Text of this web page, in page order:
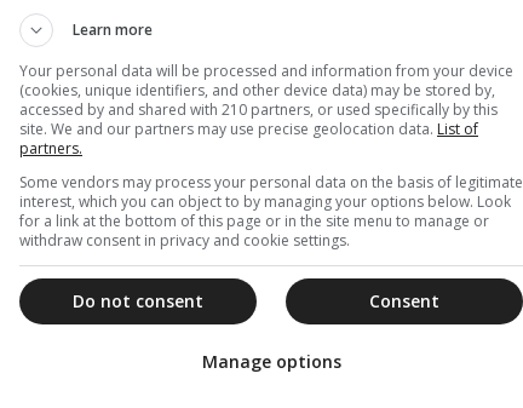
στη Νέα Υόρκη σε συνεννόηση με τον
Κατά την διάρκεια της ομιλίας του,
που αντιμετωπίζει όχι μόνο η
και τον Ειρηνικό, αλλά και σύσσωμη
ελληνορθόδοξη πίστη αποτελεί μια διέξοδο
ο αριθμός των Ελλήνων στις εκεί περιοχές
βαφτίζονται χριστιανοί και έρχονται κοντά
Ζηλανδίας κ. Μύρωνα επεφύλαξαν τα
άνθρωπο, τον Σεβασμιότατο Αμφιλόχιο.
πίστη στον Χριστό και την Ορθόδοξη Εκκλησία
με ελάχιστους Ελληνες. Ερχόμαστε στην
Learn more
Your personal data will be processed and information from your device
(cookies, unique identifiers, and other device data) may be stored by,
accessed by and shared with 210 partners, or used specifically by this
site. We and our partners may use precise geolocation data. List of
partners.
Some vendors may process your personal data on the basis of legitimate
interest, which you can object to by managing your options below. Look
for a link at the bottom of this page or in the site menu to manage or
withdraw consent in privacy and cookie settings.
Consent
Do not consent
Manage options